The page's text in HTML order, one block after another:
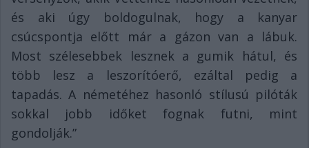
és aki úgy boldogulnak, hogy a kanyar
csúcspontja előtt már a gázon van a lábuk.
Most szélesebbek lesznek a gumik hátul, és
több lesz a leszorítóerő, ezáltal pedig a
tapadás. A németéhez hasonló stílusú pilóták
sokkal jobb időket fognak futni, mint
gondolják.”